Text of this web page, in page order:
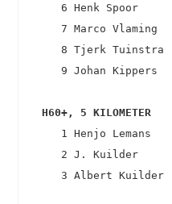
6 Henk Spoor
7 Marco Vlaming
8 Tjerk Tuinstra
9 Johan Kippers
H60+, 5 KILOMETER
1 Henjo Lemans
2 J. Kuilder
3 Albert Kuilder